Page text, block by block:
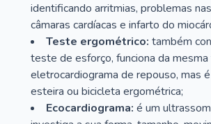
identificando arritmias, problemas
câmaras cardíacas e infarto do
Teste ergométrico: também
teste de esforço, funciona da
eletrocardiograma de repouso, mas
esteira ou bicicleta ergométrica;
Ecocardiograma: é um